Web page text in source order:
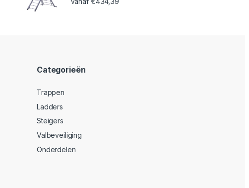
Categorieën
Trappen
Ladders
Steigers
Valbeveiliging
Onderdelen